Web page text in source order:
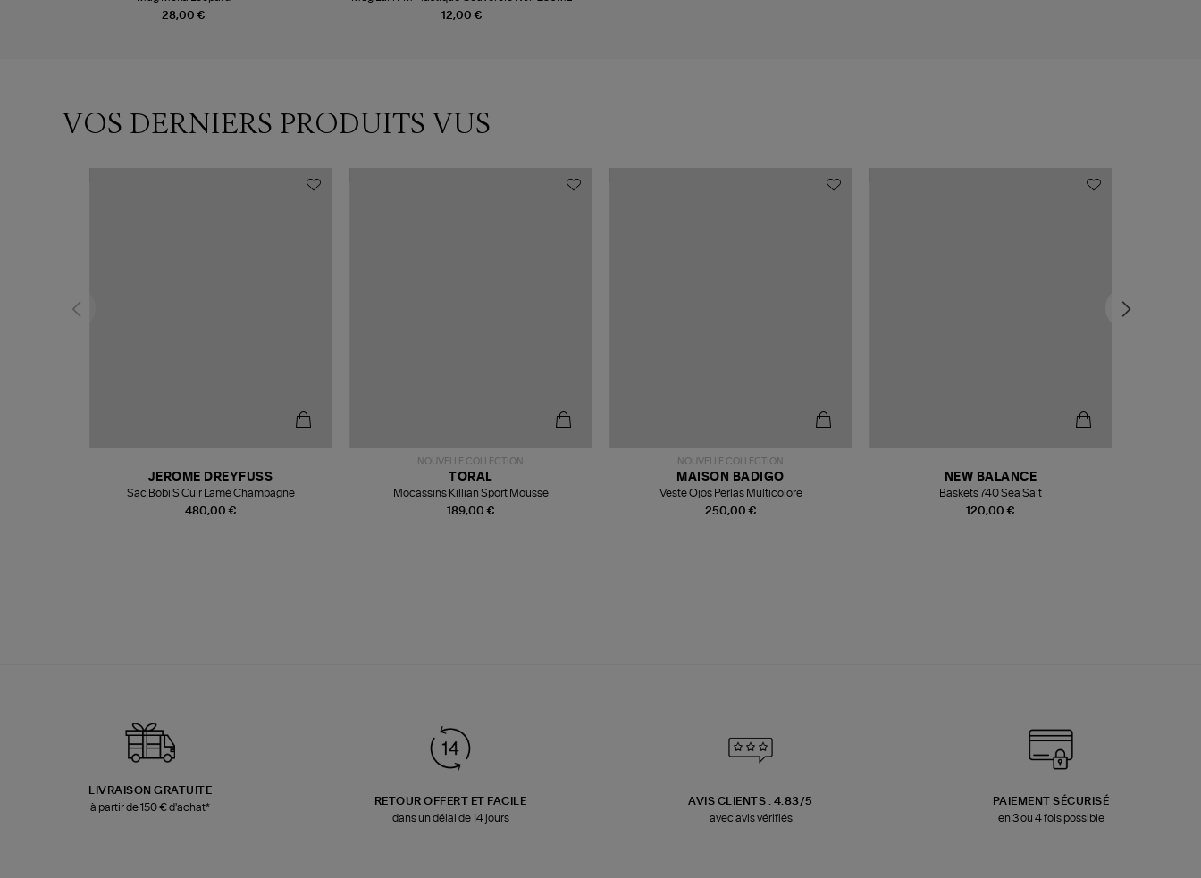
28,00 € 12,00 €
VOS DERNIERS PRODUITS VUS
480,00 €
JEROME DREYFUSS
Sac Bobi S Cuir Lamé Champagne
NOUVELLE COLLECTION
189,00 €
TORAL
Mocassins Killian Sport Mousse
NOUVELLE COLLECTION
250,00 €
MAISON BADIGO
Veste Ojos Perlas Multicolore
120,00 €
NEW BALANCE
Baskets 740 Sea Salt
LIVRAISON GRATUITE
à partir de 150 € d'achat*
RETOUR OFFERT ET FACILE
dans un délai de 14 jours
AVIS CLIENTS : 4.83/5
avec avis vérifiés
PAIEMENT SÉCURISÉ
en 3 ou 4 fois possible